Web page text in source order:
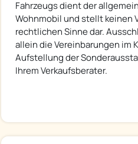
Fahrzeugs dient der
Wohnmobil und stellt keinen
rechtlichen Sinne dar.
allein die Vereinbarungen im
Aufstellung der
Ihrem Verkaufsberater.